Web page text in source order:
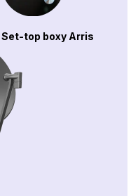
Set-top boxy Arris